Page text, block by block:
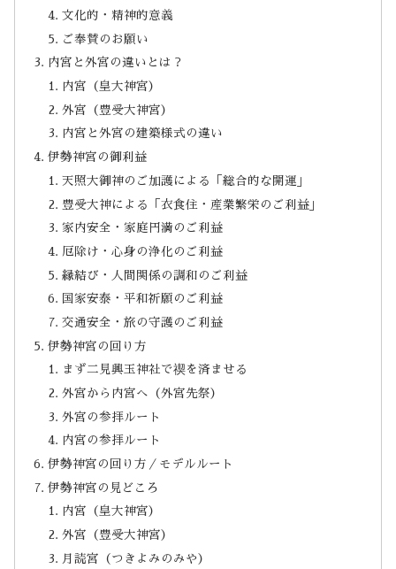
文化的・精神的意義
ご奉賛のお願い
内宮と外宮の違いとは？
内宮（皇大神宮）
外宮（豊受大神宮）
内宮と外宮の建築様式の違い
伊勢神宮の御利益
天照大御神のご加護による「総合的な開運」
豊受大神による「衣食住・産業繁栄のご利益」
家内安全・家庭円満のご利益
厄除け・心身の浄化のご利益
縁結び・人間関係の調和のご利益
国家安泰・平和祈願のご利益
交通安全・旅の守護のご利益
伊勢神宮の回り方
まず二見興玉神社で禊を済ませる
外宮から内宮へ（外宮先祭）
外宮の参拝ルート
内宮の参拝ルート
伊勢神宮の回り方／モデルルート
伊勢神宮の見どころ
内宮（皇大神宮）
外宮（豊受大神宮）
月読宮（つきよみのみや）